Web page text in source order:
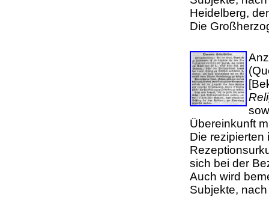
Heidelberg,
Die
Übereinkunft
Die rezipierten
sich bei der
Auch wird
Subjekte,